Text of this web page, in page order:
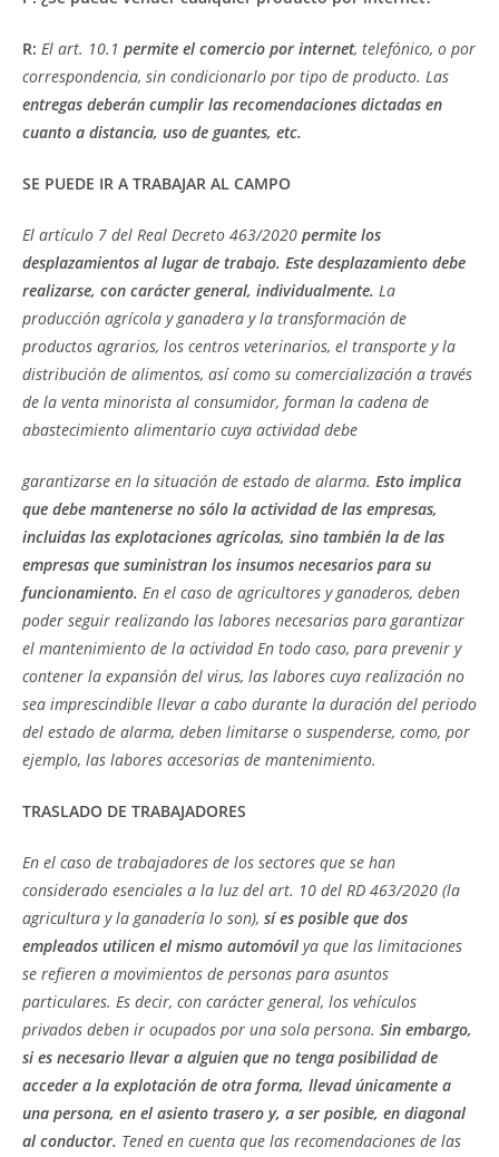
R: El art. 10.1 permite el comercio por internet, telefónico, o por
correspondencia, sin condicionarlo por tipo de producto. Las
entregas deberán cumplir las recomendaciones dictadas en
cuanto a distancia, uso de guantes, etc.
SE PUEDE IR A TRABAJAR AL CAMPO
El artículo 7 del Real Decreto 463/2020 permite los
desplazamientos al lugar de trabajo. Este desplazamiento debe
realizarse, con carácter general, individualmente. La
producción agrícola y ganadera y la transformación de
productos agrarios, los centros veterinarios, el transporte y la
distribución de alimentos, así como su comercialización a través
de la venta minorista al consumidor, forman la cadena de
abastecimiento alimentario cuya actividad debe
garantizarse en la situación de estado de alarma. Esto implica
que debe mantenerse no sólo la actividad de las empresas,
incluidas las explotaciones agrícolas, sino también la de las
empresas que suministran los insumos necesarios para su
funcionamiento. En el caso de agricultores y ganaderos, deben
poder seguir realizando las labores necesarias para garantizar
el mantenimiento de la actividad En todo caso, para prevenir y
contener la expansión del virus, las labores cuya realización no
sea imprescindible llevar a cabo durante la duración del periodo
del estado de alarma, deben limitarse o suspenderse, como, por
ejemplo, las labores accesorias de mantenimiento.
TRASLADO DE TRABAJADORES
En el caso de trabajadores de los sectores que se han
considerado esenciales a la luz del art. 10 del RD 463/2020 (la
agricultura y la ganadería lo son), sí es posible que dos
empleados utilicen el mismo automóvil ya que las limitaciones
se refieren a movimientos de personas para asuntos
particulares. Es decir, con carácter general, los vehículos
privados deben ir ocupados por una sola persona. Sin embargo,
si es necesario llevar a alguien que no tenga posibilidad de
acceder a la explotación de otra forma, llevad únicamente a
una persona, en el asiento trasero y, a ser posible, en diagonal
al conductor. Tened en cuenta que las recomendaciones de las